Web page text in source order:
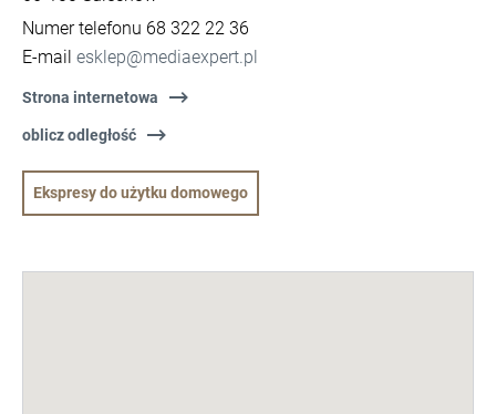
Numer telefonu 68 322 22 36
E-mail esklep@mediaexpert.pl
Strona internetowa
oblicz odległość
Ekspresy do użytku domowego